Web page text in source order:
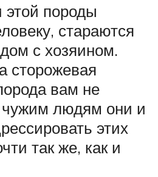
этой породы
стараются
с хозяином.
сторожевая
вам не
чужим людям они и
этих
так же, как и